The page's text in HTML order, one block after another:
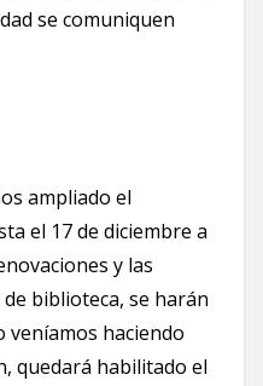
se comuniquen
ampliado el
el 17 de diciembre a
y las
biblioteca, se harán
veníamos haciendo
quedará habilitado el